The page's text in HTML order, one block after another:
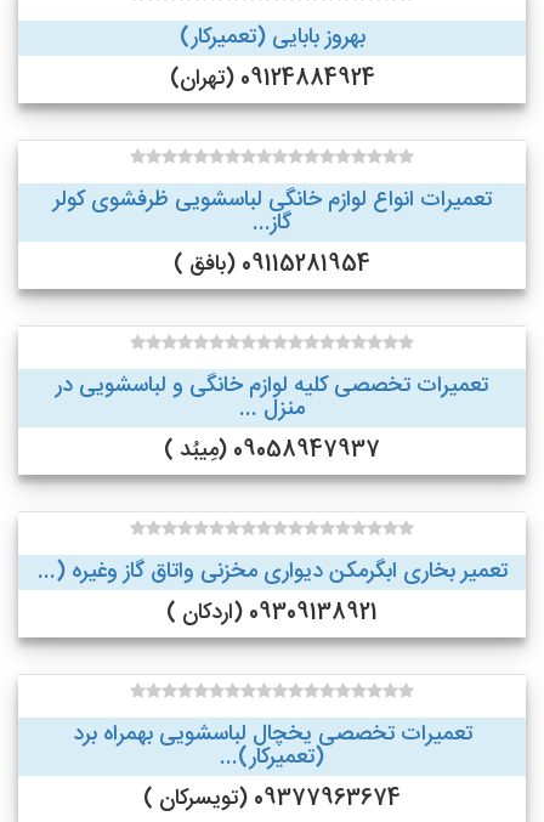
بهروز بابایی (تعمیرکار)
09124884924 (تهران)
تعمیرات انواع لوازم خانگی لباسشویی ظرفشوی کولر
گاز...
09115281954 (بافق )
تعمیرات تخصصی کلیه لوازم خانگی و لباسشویی در
منزل ...
09058947937 (مِیبُد )
تعمیر بخاری ابگرمکن دیواری مخزنی واتاق گاز وغیره (...
09309138921 (اردکان )
تعمیرات تخصصی یخچال لباسشویی بهمراه برد
(تعمیرکار)...
09377963674 (تویسرکان )